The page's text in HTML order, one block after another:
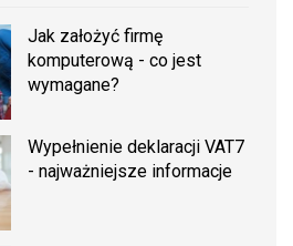
Jak założyć firmę
komputerową - co jest
wymagane?
Wypełnienie deklaracji VAT7
- najważniejsze informacje